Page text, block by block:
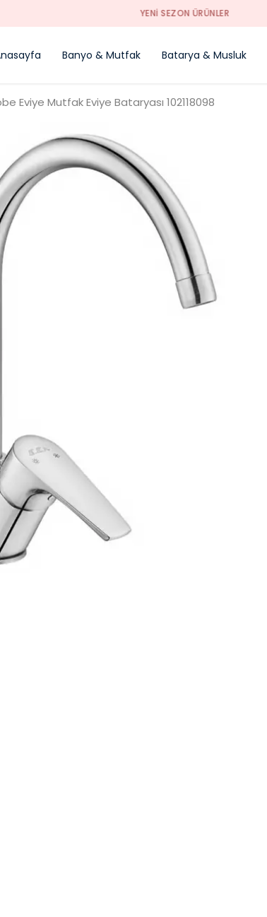
YENI SEZON ÜRÜNLER
Banyo & Mutfak Batarya & Musluk
Eviye Mutfak Eviye Bataryası 102118098